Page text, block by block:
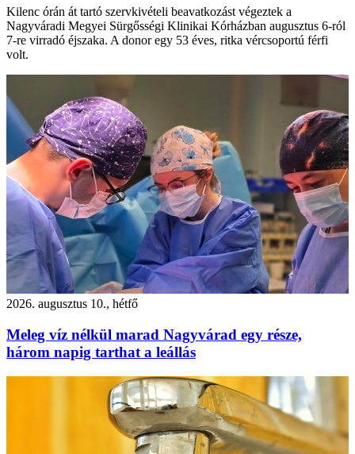
Kilenc órán át tartó szervkivételi beavatkozást végeztek a
Nagyváradi Megyei Sürgősségi Klinikai Kórházban augusztus 6-ról
7-re virradó éjszaka. A donor egy 53 éves, ritka vércsoportú férfi
volt.
2026. augusztus 10., hétfő
Meleg víz nélkül marad Nagyvárad egy része,
három napig tarthat a leállás